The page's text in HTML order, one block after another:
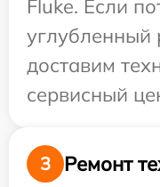
Fluke. Если
углубленный
доставим
сервисный
3
Ремонт